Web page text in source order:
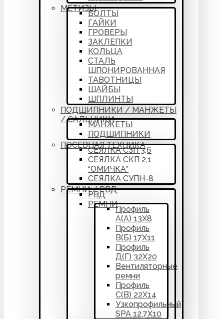
МЕТИЗЫ
БОЛТЫ
ГАЙКИ
ГРОВЕРЫ
ЗАКЛЕПКИ
КОЛЬЦА
СТАЛЬ
ШПОНИРОВАННАЯ
ТАВОТНИЦЫ
ШАЙБЫ
ШПЛИНТЫ
ПОДШИПНИКИ / МАНЖЕТЫ
/ САЛЬНИКИ
МАНЖЕТЫ
ПОДШИПНИКИ
ПОСЕВНАЯ ТЕХНИКА
СЕЯЛКА СЗП 3,6
СЕЯЛКА СКП 2,1
“ОМИЧКА”
СЕЯЛКА СУПН-8
РЕМНИ / РВД
РВД
РЕМНИ
Профиль
А(А) 13Х8
Профиль
В(Б) 17Х11
Профиль
Д(Г) 32Х20
Вентиляторные
ремни
Профиль
С(В) 22Х14
Узкопрофильный
SPA 12,7Х10